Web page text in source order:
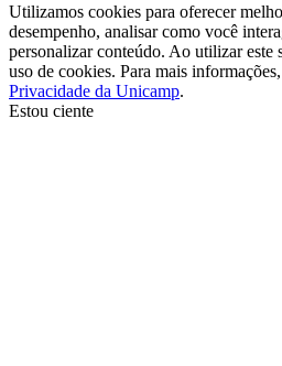
Utilizamos cookies para oferecer
desempenho, analisar como você
personalizar conteúdo. Ao utilizar este
uso de cookies. Para mais
Privacidade da Unicamp.
Estou ciente